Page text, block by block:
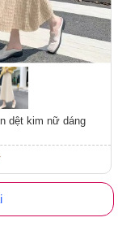
dệt kim nữ dáng